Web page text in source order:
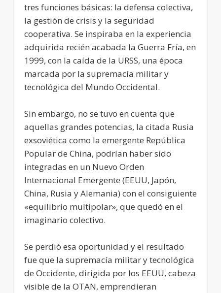
tres funciones básicas: la defensa colectiva,
la gestión de crisis y la seguridad
cooperativa. Se inspiraba en la experiencia
adquirida recién acabada la Guerra Fría, en
1999, con la caída de la URSS, una época
marcada por la supremacía militar y
tecnológica del Mundo Occidental.
Sin embargo, no se tuvo en cuenta que
aquellas grandes potencias, la citada Rusia
exsoviética como la emergente República
Popular de China, podrían haber sido
integradas en un Nuevo Orden
Internacional Emergente (EEUU, Japón,
China, Rusia y Alemania) con el consiguiente
«equilibrio multipolar», que quedó en el
imaginario colectivo.
Se perdió esa oportunidad y el resultado
fue que la supremacía militar y tecnológica
de Occidente, dirigida por los EEUU, cabeza
visible de la OTAN, emprendieran